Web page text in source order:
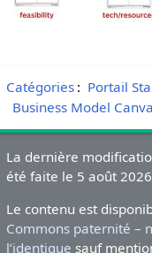
Catégories: Portail
Business Model
La dernière
été faite le 5 août
Le contenu est
Commons paternité –
l’identique sauf